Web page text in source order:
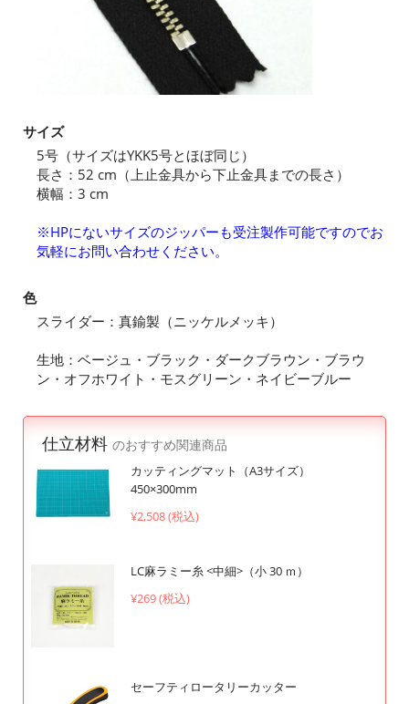
サイズ
5号（サイズはYKK5号とほぼ同じ）
長さ：52 cm（上止金具から下止金具までの長さ）
横幅：3 cm
※HPにないサイズのジッパーも受注製作可能ですのでお
気軽にお問い合わせください。
色
スライダー：真鍮製（ニッケルメッキ）
生地：ベージュ・ブラック・ダークブラウン・ブラウ
ン・オフホワイト・モスグリーン・ネイビーブルー
仕立材料 のおすすめ関連商品
カッティングマット（A3サイズ）
450×300mm
¥2,508 (税込)
LC麻ラミー糸 <中細>（小 30 ｍ）
¥269 (税込)
セーフティロータリーカッター